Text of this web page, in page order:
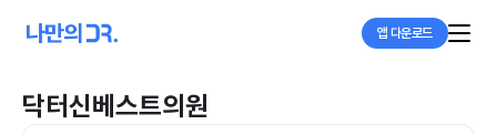
앱 다운로드
닥터신베스트의원